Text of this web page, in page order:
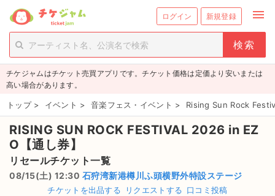
ログイン 新規登録 menu
person_add 新規会員登録
チケットを探す
新着チケット
値下げしたチケット
都道府県からチケットを探す
もうすぐ開催のチケット
チケジャムはチケット売買アプリです。チケット価格は定価より安いまたは
高い場合があります。
トップ > イベント > 音楽フェス・イベント > Rising Sun Rock
RISING SUN ROCK FESTIVAL 2026 in EZ
O【通し券】
リセールチケット一覧
08/15(土) 12:30 石狩湾新港樽川ふ頭横野外特設ステージ
チケットを出品する リクエストする 口コミ投稿